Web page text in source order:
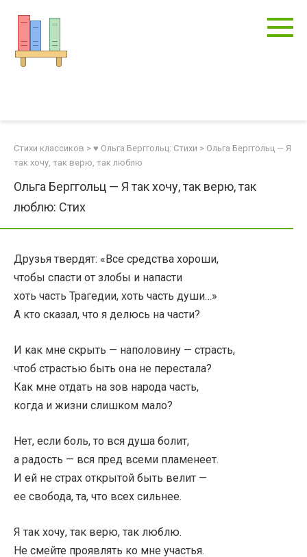
контенту
Стихи классиков > ♥ Ольга Берггольц: Стихи > Ольга Берггольц — Я
так хочу, так верю, так люблю
Ольга Берггольц — Я так хочу, так верю, так
люблю: Стих
Друзья твердят: «Все средства хороши,
чтобы спасти от злобы и напасти
хоть часть Трагедии, хоть часть души…»
А кто сказал, что я делюсь на части?
И как мне скрыть — наполовину — страсть,
чтоб страстью быть она не перестала?
Как мне отдать на зов народа часть,
когда и жизни слишком мало?
Нет, если боль, то вся душа болит,
а радость — вся пред всеми пламенеет.
И ей не страх открытой быть велит —
ее свобода, та, что всех сильнее.
Я так хочу, так верю, так люблю.
Не смейте проявлять ко мне участья.